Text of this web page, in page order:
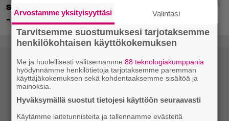
sekä merkittävä Ghost Recon Wildlands
-päivitys
Arvostamme yksityisyyttäsi Valintasi
Tarvitsemme suostumuksesi tarjotaksemme
henkilökohtaisen käyttökokemuksen
Me ja huolellisesti valitsemamme88 teknologiakumppania
hyödynnämme henkilötietoja tarjotaksemme paremman
käyttäjäkokemuksen sekä kohdentaaksemme sisältöä ja
mainoksia.
Hyväksymällä suostut tietojesi käyttöön seuraavasti
Käytämme laitetunnisteita ja tallennamme evästeitä